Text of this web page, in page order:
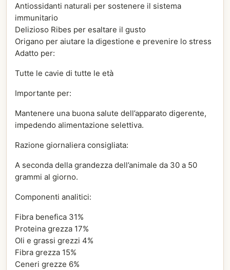
Antiossidanti naturali per sostenere il sistema
immunitario
Delizioso Ribes per esaltare il gusto
Origano per aiutare la digestione e prevenire lo stress
Adatto per:
Tutte le cavie di tutte le età
Importante per:
Mantenere una buona salute dell’apparato digerente,
impedendo alimentazione selettiva.
Razione giornaliera consigliata:
A seconda della grandezza dell’animale da 30 a 50
grammi al giorno.
Componenti analitici:
Fibra benefica 31%
Proteina grezza 17%
Oli e grassi grezzi 4%
Fibra grezza 15%
Ceneri grezze 6%